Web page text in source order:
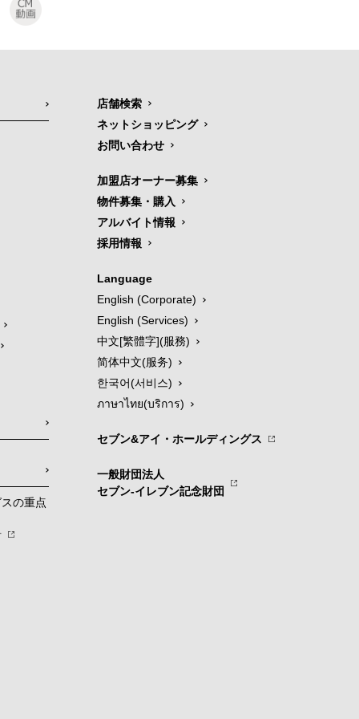
の重点
店舗検索
ネットショッピング
お問い合わせ
加盟店オーナー募集
物件募集・購入
アルバイト情報
採用情報
Language
English (Corporate)
English (Services)
中文[繁體字](服務)
简体中文(服务)
한국어(서비스)
ภาษาไทย(บริการ)
セブン&アイ・ホールディングス
一般財団法人
セブン-イレブン記念財団